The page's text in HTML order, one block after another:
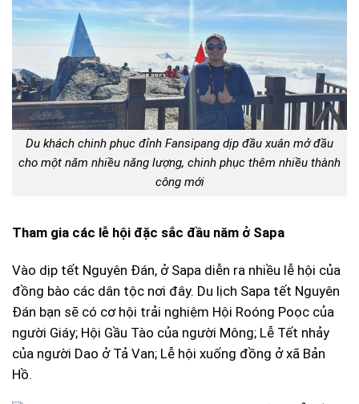
Du khách chinh phục đỉnh Fansipang dịp đầu xuân mở đầu
cho một năm nhiều năng lượng, chinh phục thêm nhiều thành
công mới
Tham gia các lễ hội đặc sắc đầu năm ở Sapa
Vào dịp tết Nguyên Đán, ở Sapa diễn ra nhiều lễ hội của
đồng bào các dân tộc nơi đây. Du lịch Sapa tết Nguyên
Đán bạn sẽ có cơ hội trải nghiệm Hội Roóng Poọc của
người Giáy; Hội Gầu Tào của người Mông; Lễ Tết nhảy
của người Dao ở Tả Van; Lễ hội xuống đồng ở xã Bản
Hồ.